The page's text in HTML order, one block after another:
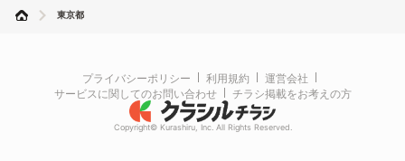
東京都
プライバシーポリシー 利用規約
運営会社
サービスに関してのお問い合わせ
チラシ掲載をお考えの方
Copyright© Kurashiru, Inc. All Rights Reserved.